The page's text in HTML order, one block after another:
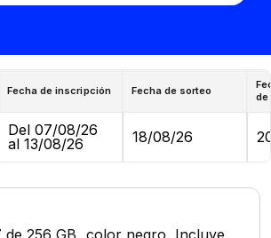
Fecha de inscripción Fecha de sorteo
de
Del 07/08/26
al 13/08/26
18/08/26
de 256 GB, color negro. Incluye